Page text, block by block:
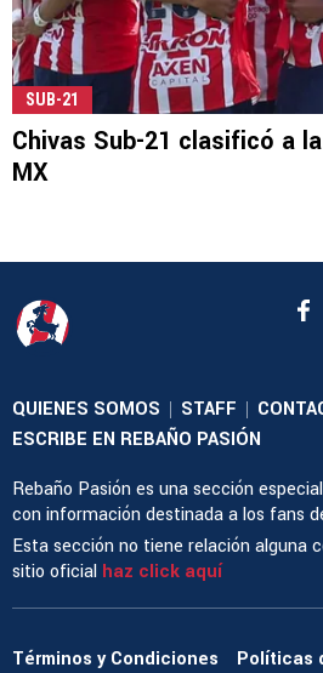
SUB-21
Chivas Sub-21 clasificó a
MX
QUIENES SOMOS STAFF
ESCRIBE EN REBAÑO PASIÓN
Rebaño Pasión es una sección
con información destinada a los fans
Esta sección no tiene relación alguna
sitio oficial haz click aquí
Términos y Condiciones
Políticas